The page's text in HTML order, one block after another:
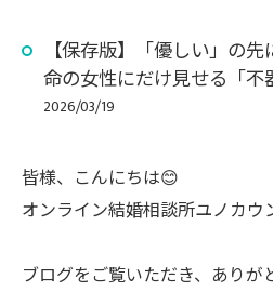
【保存版】「優しい」の
命の女性にだけ見せる「
2026/03/19
皆様、こんにちは😊
オンライン結婚相談所ユノカウ
ブログをご覧いただき、ありが